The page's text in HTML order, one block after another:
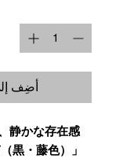
أضِف
静かな存在感
黒・藤色）」